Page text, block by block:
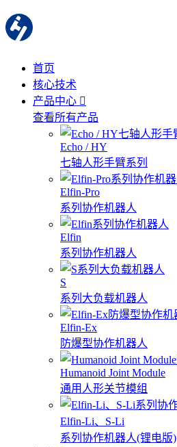
首页
核心技术
产品中心
查看所有产品
Echo / HY
七轴人形手臂系列
Elfin-Pro
系列协作机器人
Elfin
系列协作机器人
S
系列大负载机器人
Elfin-Ex
防爆型协作机器人
Humanoid Joint Module
通用人形关节模组
Elfin-Li、S-Li
系列协作机器人(锂电版)